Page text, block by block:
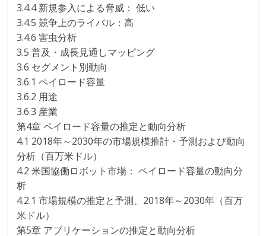
3.4.4 新規参入による脅威： 低い
3.4.5 競争上のライバル：高
3.4.6 害虫分析
3.5 普及・成長見通しマッピング
3.6 セグメント別動向
3.6.1 ペイロード容量
3.6.2 用途
3.6.3 産業
第4章 ペイロード容量の推定と動向分析
4.1 2018年～2030年の市場規模推計・予測および動向
分析（百万米ドル）
4.2 米国協働ロボット市場： ペイロード容量の動向分
析
4.2.1 市場規模の推定と予測、2018年～2030年（百万
米ドル）
第5章 アプリケーションの推定と動向分析